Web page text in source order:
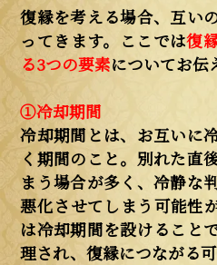
復縁を考える場合、互い
ってきます。ここでは復
る3つの要素についてお伝
①冷却期間
冷却期間とは、お互いに
く期間のこと。別れた直
まう場合が多く、冷静な
悪化させてしまう可能性
は冷却期間を設けること
理され、復縁につながる